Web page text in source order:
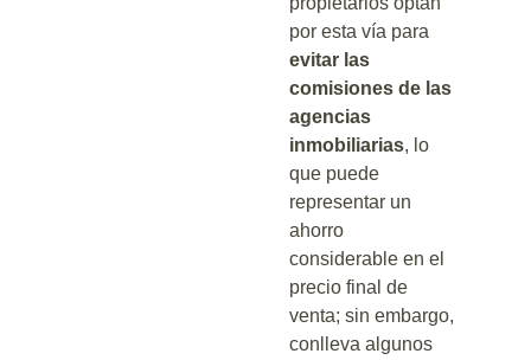
por esta vía para
evitar las
comisiones de las
agencias
inmobiliarias, lo
que puede
representar un
ahorro
considerable en el
precio final de
venta; sin embargo,
conlleva algunos